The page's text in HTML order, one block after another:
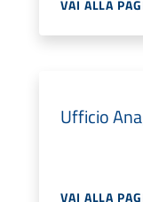
VAI ALLA
Ufficio
VAI ALLA